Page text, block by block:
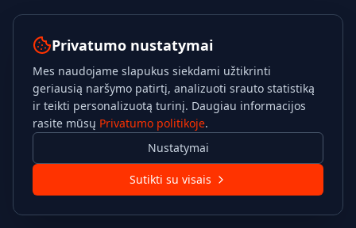
Privatumo nustatymai
Mes naudojame slapukus siekdami užtikrinti
geriausią naršymo patirtį, analizuoti srauto statistiką
ir teikti personalizuotą turinį. Daugiau informacijos
rasite mūsų Privatumo politikoje.
Nustatymai
Sutikti su visais